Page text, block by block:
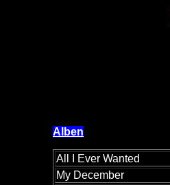
Alben
All I Ever Wanted
My December